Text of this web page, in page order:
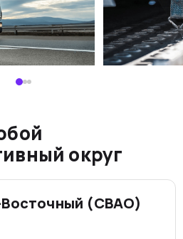
округ
(СВАО)